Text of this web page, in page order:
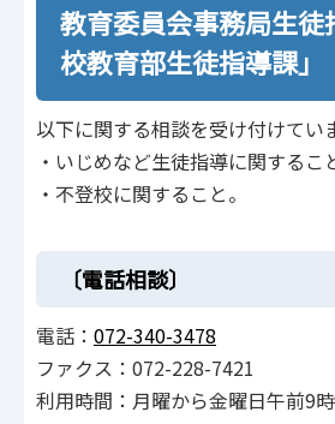
教育委員会事務局生徒
校教育部生徒指導課」
以下に関する相談を受け付けてい
・いじめなど生徒指導に関するこ
・不登校に関すること。
〔電話相談〕
電話： 072-340-3478
ファクス：072-228-7421
利用時間：月曜から金曜日午前9